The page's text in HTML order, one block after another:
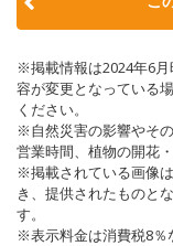
※掲載情報は2024年6
容が変更となっている
ください。
※自然災害の影響やそ
営業時間、植物の開花
※掲載されている画像
き、提供されたものと
す。
※表示料金は消費税8％